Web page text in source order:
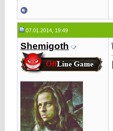
07.01.2014, 19:49
Shemigoth